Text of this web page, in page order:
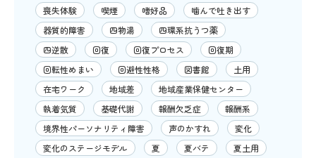
喪失体験
喫煙 嗜好品
噛んで吐き出す
器質的障害
四物湯
四環系抗うつ薬
四逆散
回復 回復プロセス
回復期
回転性めまい
回避性性格 図書館
土用
在宅ワーク
地域差
地域産業保健センター
執着気質
基礎代謝 報酬欠乏症
報酬系
境界性パーソナリティ障害
声のかすれ
変化
変化のステージモデル
夏 夏バテ
夏土用